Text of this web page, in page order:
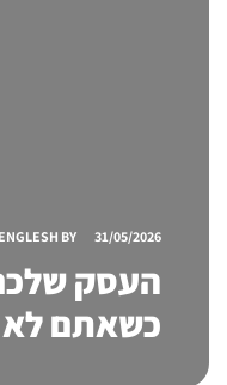
31/05/2026
BY
כשאתם לא